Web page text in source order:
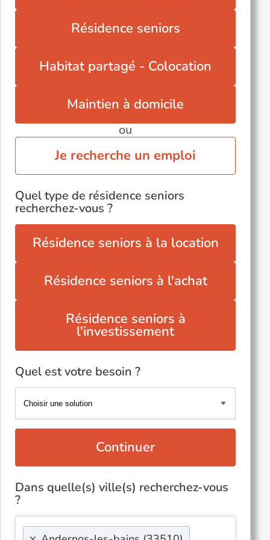
Résidence seniors
Habitat partagé - Colocation
Maintien à domicile
ou
Je recherche un emploi
Quel type de résidence seniors
recherchez-vous ?
Résidence seniors à la location
Résidence seniors à l'achat
Résidence seniors à
l'investissement
Quel est votre besoin ?
Continuer
Dans quelle(s) ville(s) recherchez-vous
?